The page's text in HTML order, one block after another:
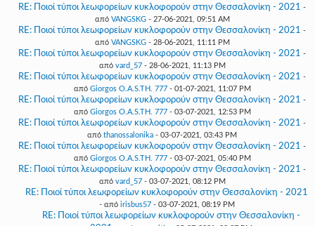
RE: Ποιοί τύποι λεωφορείων κυκλοφορούν στην Θεσσαλονίκη - 2021 -
από VANGSKG- 27-06-2021, 09:51 AM
RE: Ποιοί τύποι λεωφορείων κυκλοφορούν στην Θεσσαλονίκη - 2021 -
από VANGSKG- 28-06-2021, 11:11 PM
RE: Ποιοί τύποι λεωφορείων κυκλοφορούν στην Θεσσαλονίκη - 2021 -
από vard_57- 28-06-2021, 11:13 PM
RE: Ποιοί τύποι λεωφορείων κυκλοφορούν στην Θεσσαλονίκη - 2021 -
από Giorgos O.A.S.TH. 777- 01-07-2021, 11:07 PM
RE: Ποιοί τύποι λεωφορείων κυκλοφορούν στην Θεσσαλονίκη - 2021 -
από Giorgos O.A.S.TH. 777- 03-07-2021, 12:53 PM
RE: Ποιοί τύποι λεωφορείων κυκλοφορούν στην Θεσσαλονίκη - 2021 -
από thanossalonika - 03-07-2021, 03:43 PM
RE: Ποιοί τύποι λεωφορείων κυκλοφορούν στην Θεσσαλονίκη - 2021 -
από Giorgos O.A.S.TH. 777- 03-07-2021, 05:40 PM
RE: Ποιοί τύποι λεωφορείων κυκλοφορούν στην Θεσσαλονίκη - 2021 -
από vard_57- 03-07-2021, 08:12 PM
RE: Ποιοί τύποι λεωφορείων κυκλοφορούν στην Θεσσαλονίκη - 2021
- από irisbus57- 03-07-2021, 08:19 PM
RE: Ποιοί τύποι λεωφορείων κυκλοφορούν στην Θεσσαλονίκη -